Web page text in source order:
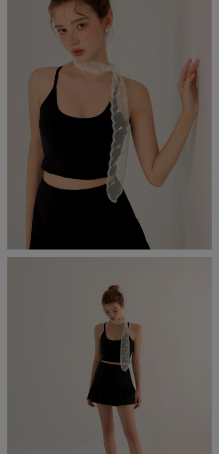
設定差異略有不同，請以實際商品顏色為準。